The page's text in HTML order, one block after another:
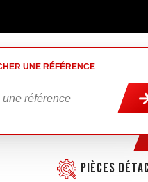
UNE RÉFÉRENCE
Pièces